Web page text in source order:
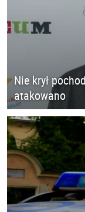
Nie krył
atakowano